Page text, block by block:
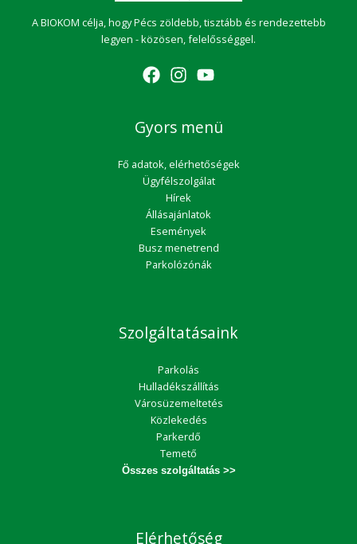
A BIOKOM célja, hogy Pécs zöldebb, tisztább és rendezettebb
legyen - közösen, felelősséggel.
Gyors menü
Fő adatok, elérhetőségek
Ügyfélszolgálat
Hírek
Állásajánlatok
Események
Busz menetrend
Parkolózónák
Szolgáltatásaink
Parkolás
Hulladékszállítás
Városüzemeltetés
Közlekedés
Parkerdő
Temető
Összes szolgáltatás >>
Elérhetőség